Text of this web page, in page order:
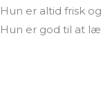
Hun er altid frisk
Hun er god til at